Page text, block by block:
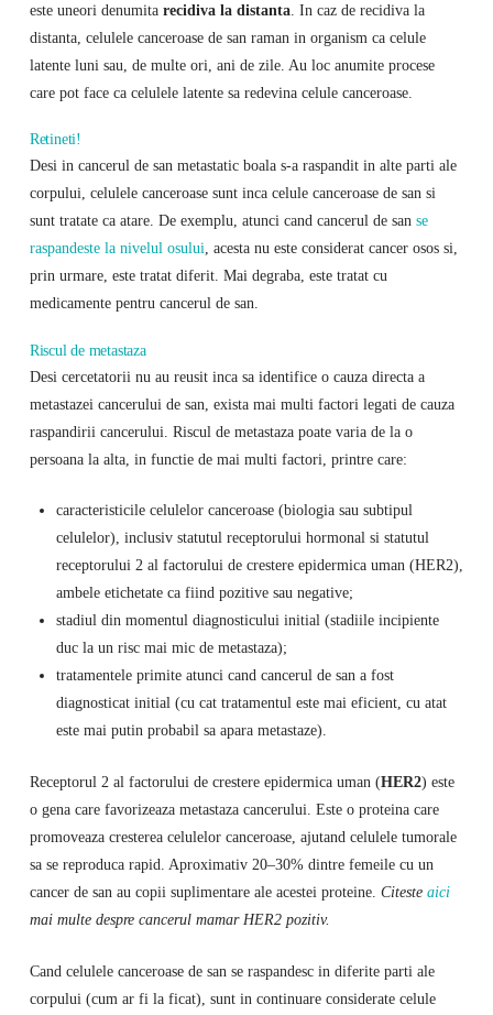
este uneori denumita recidiva la distanta. In caz de recidiva la
distanta, celulele canceroase de san raman in organism ca celule
latente luni sau, de multe ori, ani de zile. Au loc anumite procese
care pot face ca celulele latente sa redevina celule canceroase.
Retineti!
Desi in cancerul de san metastatic boala s-a raspandit in alte parti ale
corpului, celulele canceroase sunt inca celule canceroase de san si
sunt tratate ca atare. De exemplu, atunci cand cancerul de san se
raspandeste la nivelul osului, acesta nu este considerat cancer osos si,
prin urmare, este tratat diferit. Mai degraba, este tratat cu
medicamente pentru cancerul de san.
Riscul de metastaza
Desi cercetatorii nu au reusit inca sa identifice o cauza directa a
metastazei cancerului de san, exista mai multi factori legati de cauza
raspandirii cancerului. Riscul de metastaza poate varia de la o
persoana la alta, in functie de mai multi factori, printre care:
caracteristicile celulelor canceroase (biologia sau subtipul
celulelor), inclusiv statutul receptorului hormonal si statutul
receptorului 2 al factorului de crestere epidermica uman (HER2),
ambele etichetate ca fiind pozitive sau negative;
stadiul din momentul diagnosticului initial (stadiile incipiente
duc la un risc mai mic de metastaza);
tratamentele primite atunci cand cancerul de san a fost
diagnosticat initial (cu cat tratamentul este mai eficient, cu atat
este mai putin probabil sa apara metastaze).
Receptorul 2 al factorului de crestere epidermica uman (HER2) este
o gena care favorizeaza metastaza cancerului. Este o proteina care
promoveaza cresterea celulelor canceroase, ajutand celulele tumorale
sa se reproduca rapid. Aproximativ 20–30% dintre femeile cu un
cancer de san au copii suplimentare ale acestei proteine. Citeste aici
mai multe despre cancerul mamar HER2 pozitiv.
Cand celulele canceroase de san se raspandesc in diferite parti ale
corpului (cum ar fi la ficat), sunt in continuare considerate celule